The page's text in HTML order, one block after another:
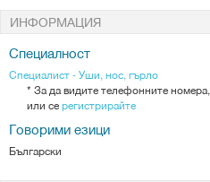
ИНФОРМАЦИЯ
Специалност
Специалист - Уши, нос, гърло
* За да видите телефонните номера,
или серегистрирайте
Говорими езици
Български